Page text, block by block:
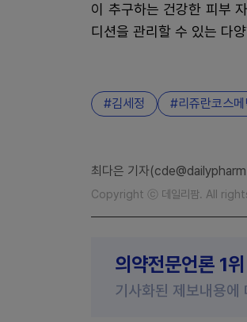
이 추구하는 건강한 피부
디션을 관리할 수 있는 다
김세정 리쥬란코스메
최다은 기자
Copyright ⓒ 데일리팜. All
의약전문언론 1
기사화된 제보내용에